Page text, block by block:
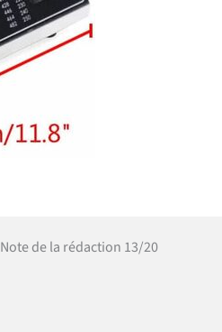
Note de la rédaction 13/20